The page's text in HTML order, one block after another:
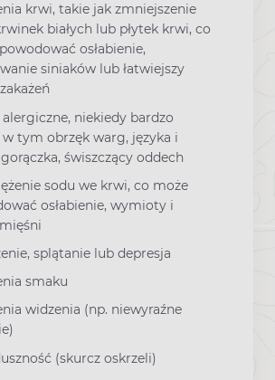
krwi, takie jak zmniejszenie
białych lub płytek krwi, co
osłabienie,
siniaków lub łatwiejszy
alergiczne, niekiedy bardzo
w tym obrzęk warg, języka i
gorączka, świszczący oddech
sodu we krwi, co może
osłabienie, wymioty i
splątanie lub depresja
smaku
widzenia (np. niewyraźne
(skurcz oskrzeli)